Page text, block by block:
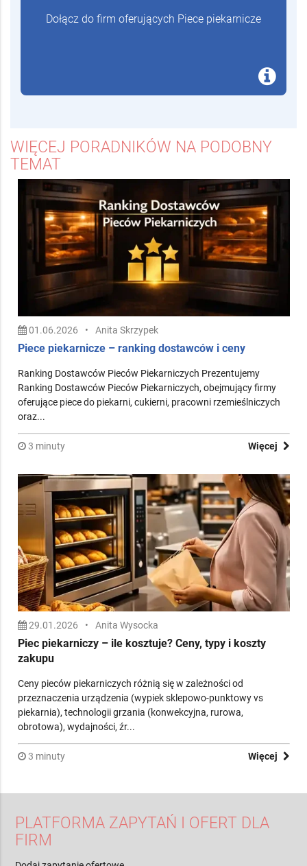
WIĘCEJ PORADNIKÓW NA PODOBNY
TEMAT
01.06.2026 Anita Skrzypek
Piece piekarnicze – ranking dostawców i ceny
Ranking Dostawców Pieców Piekarniczych Prezentujemy
Ranking Dostawców Pieców Piekarniczych, obejmujący firmy
oraz...
3 minuty Więcej
29.01.2026 Anita Wysocka
zakupu
Ceny pieców piekarniczych różnią się w zależności od
przeznaczenia urządzenia (wypiek sklepowo-punktowy vs
obrotowa), wydajności, źr...
PLATFORMA ZAPYTAŃ I OFERT DLA